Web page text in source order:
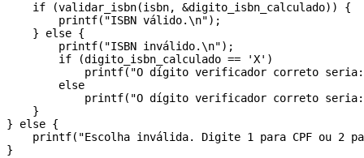
    if (validar_isbn(isbn, &digito_isbn_calculado)) {
        printf("ISBN válido.\n");
    } else {
        printf("ISBN inválido.\n");
        if (digito_isbn_calculado == 'X')
printf("O dígito verificador correto
        else
printf("O dígito verificador correto
    }
} else {
printf("Escolha inválida. Digite 1 para CPF ou 2
}